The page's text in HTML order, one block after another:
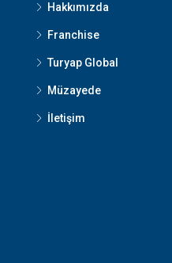
Hakkımızda
Franchise
Turyap Global
Müzayede
İletişim